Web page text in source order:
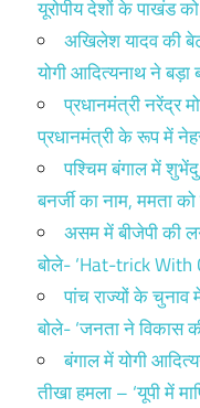
यूरोपीय देशों के पाखंड
अखिलेश यादव की
योगी आदित्यनाथ ने बड़ा
प्रधानमंत्री नरेंद्र
प्रधानमंत्री के रूप में
पश्चिम बंगाल में
बनर्जी का नाम, ममता
असम में बीजेपी की
बोले- ‘Hat-trick With
पांच राज्यों के चुनाव
बोले- ‘जनता ने विकास
बंगाल में योगी
तीखा हमला – ‘यूपी में